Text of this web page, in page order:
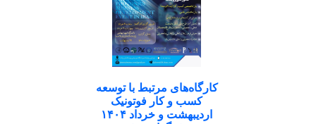
کارگاه‌های مرتبط با توسعه
کسب و کار فوتونیک
اردیبهشت و خرداد ۱۴۰۴